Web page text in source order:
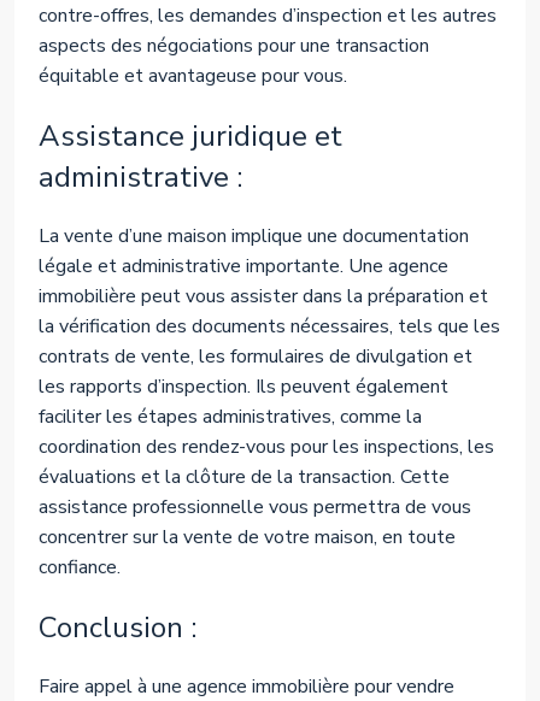
contre-offres, les demandes d’inspection et les autres
aspects des négociations pour une transaction
équitable et avantageuse pour vous.
Assistance juridique et
administrative :
La vente d’une maison implique une documentation
légale et administrative importante. Une agence
immobilière peut vous assister dans la préparation et
la vérification des documents nécessaires, tels que les
contrats de vente, les formulaires de divulgation et
les rapports d’inspection. Ils peuvent également
faciliter les étapes administratives, comme la
coordination des rendez-vous pour les inspections, les
évaluations et la clôture de la transaction. Cette
assistance professionnelle vous permettra de vous
concentrer sur la vente de votre maison, en toute
confiance.
Conclusion :
Faire appel à une agence immobilière pour vendre